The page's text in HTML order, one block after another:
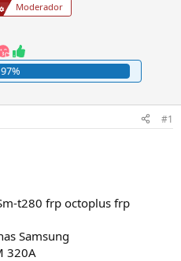
Moderador
97%
#1
t280 frp octoplus frp
Samsung
320A